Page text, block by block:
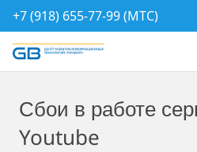
+7 (918) 655-77-99 (МТС)
Сбои в работе
Youtube